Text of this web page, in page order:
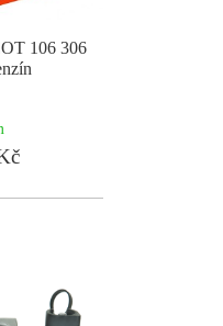
106 306